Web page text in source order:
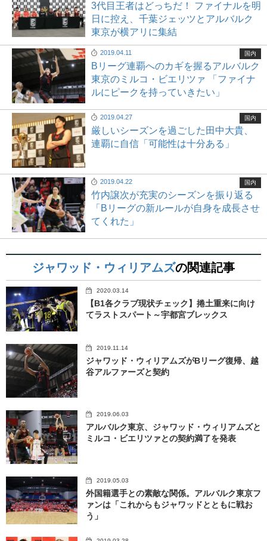
3代目王者はどっちだ！ ファイナルを明
日に控え、千葉ジェッツとアルバルク
東京が横アリに集結
2019.04.11
Bリーグ連覇へのカギを握るアルバルク
東京のミルコ・ビエリツァ 「ファイナ
ルにピークを持っていきたい」
国内
2019.04.27
厳しいシーズンを過ごした田中大貴、
連覇に自信「可能性は十分ある」
国内
2019.04.22
竹内譲次が充実のシーズンを振り返る
「Bリーグの新ルールが自身を成長させ
てくれた」
国内
ジャワッド・ウィリアムズの関連記事
2020.03.14
【B1各クラブ現状チェック】捲土重来に向け
てラストスパート～宇都宮ブレックス
2019.11.14
ジャワッド・ウィリアムズがBリーグ復帰、越
谷アルファーズと契約
2019.06.03
アルバルク東京、ジャワッド・ウィリアムズと
ミルコ・ビエリツァとの契約満了を発表
2019.05.03
外国籍選手との素敵な関係。アルバルク東京フ
ァンは「これからもジャワッドとともに戦お
う」